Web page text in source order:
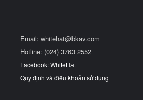
Email: whitehat@bkav.com
Hotline: (024) 3763 2552
Facebook: WhiteHat
Quy định và điều khoản sử dụng